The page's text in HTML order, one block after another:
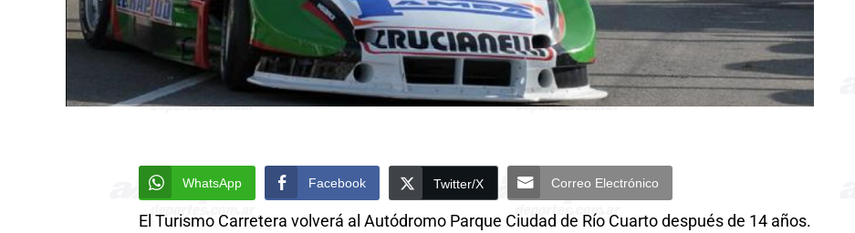
WhatsApp Facebook Twitter/X Correo Electrónico
El Turismo Carretera volverá al Autódromo Parque Ciudad de Río Cuarto después de 14 años.